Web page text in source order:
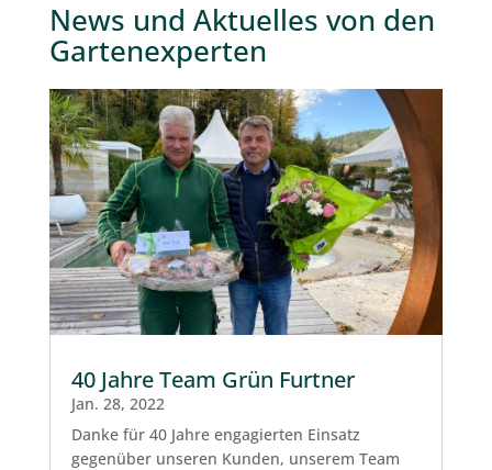
News und Aktuelles von den
Gartenexperten
40 Jahre Team Grün Furtner
Jan. 28, 2022
Danke für 40 Jahre engagierten Einsatz
gegenüber unseren Kunden, unserem Team